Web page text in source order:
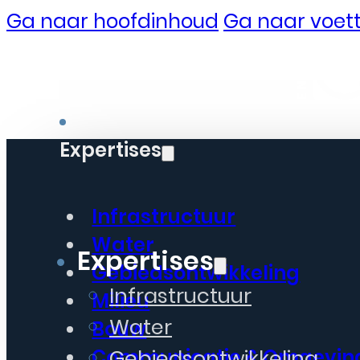
Ga naar hoofdinhoud Ga naar
Expertises
Infrastructuur
Water
Gebiedsontwikkeling
Milieu
Bouw
Expertises
Infrastructuur
Water